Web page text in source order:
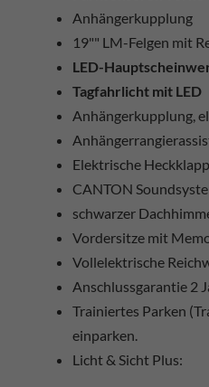
Anhängerkupplung
19"" LM-Felgen mit
LED-
Tagfahrlicht mit LED
Anhängerkupplung,
Elektrische
CANTON
schwarzer
Vordersitze mit
Vollelektrische
Anschlussgarantie 2
Trainiertes Parken
einparken.
Licht & Sicht Plus: